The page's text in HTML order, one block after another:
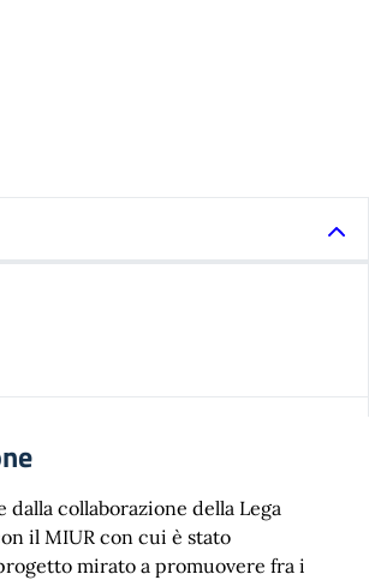
dalla collaborazione della Lega
il MIUR con cui è stato
mirato a promuovere fra i